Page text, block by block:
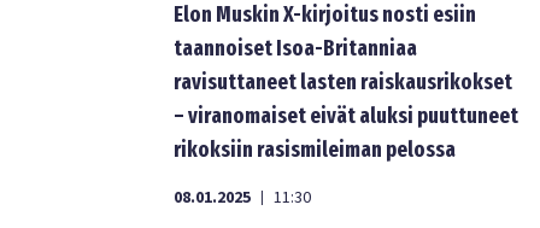
Elon Muskin X-kirjoitus nosti esiin
taannoiset Isoa-Britanniaa
ravisuttaneet lasten raiskausrikokset
– viranomaiset eivät aluksi puuttuneet
rikoksiin rasismileiman pelossa
08.01.2025 | 11:30